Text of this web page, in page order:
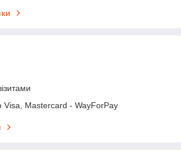
Visa, Mastercard - WayForPay